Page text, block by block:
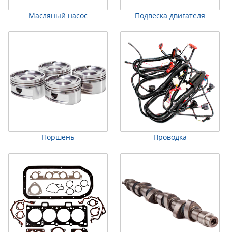
Масляный насос Подвеска двигателя
Поршень Проводка